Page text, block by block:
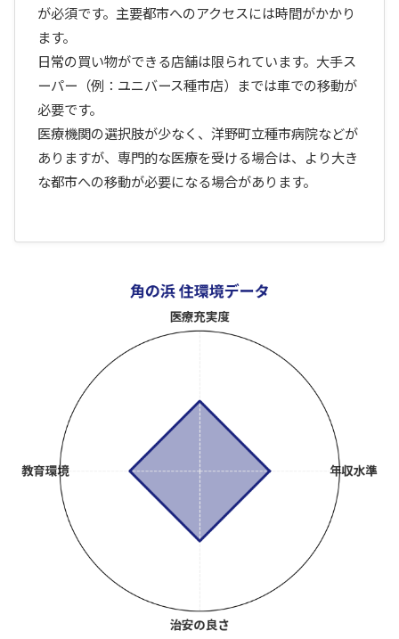
が必須です。主要都市へのアクセスには時間がかかり
ます。
日常の買い物ができる店舗は限られています。大手ス
ーパー（例：ユニバース種市店）までは車での移動が
必要です。
医療機関の選択肢が少なく、洋野町立種市病院などが
ありますが、専門的な医療を受ける場合は、より大き
な都市への移動が必要になる場合があります。